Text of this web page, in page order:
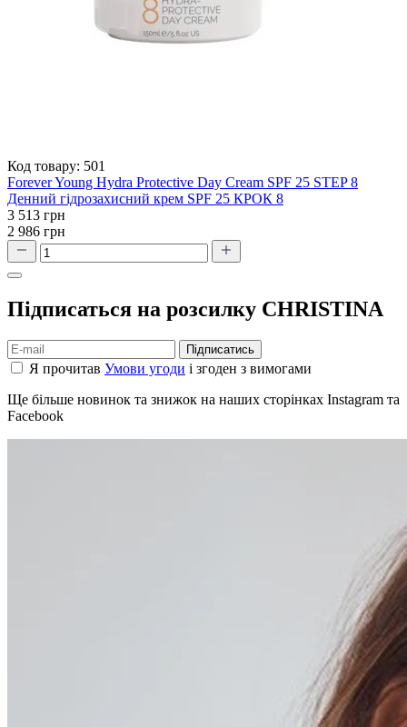
Код товару: 501
Forever Young Hydra Protective Day Cream SPF 25 STEP 8
Денний гідрозахисний крем SPF 25 КРОК 8
3 513 грн
2 986 грн
Підписаться на розсилку CHRISTINA
Підписатись
Я прочитав Умови угоди і згоден з вимогами
Ще більше новинок та знижок на наших сторінках Instagram та
Facebook